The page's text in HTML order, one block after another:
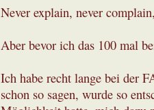
Never explain, never
Aber bevor ich das 100 mal
Ich habe recht lange bei der
schon so sagen, wurde so